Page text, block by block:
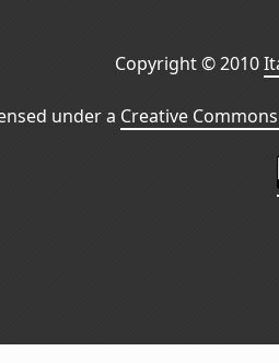
Copyright © 2010
under a Creative